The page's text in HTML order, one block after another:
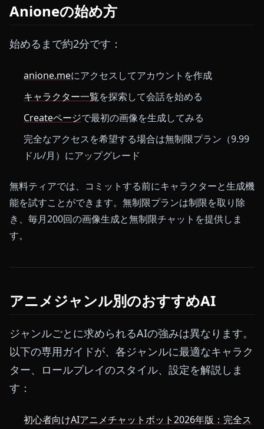
Anioneの始め方
始めるまで約2分です：
anione.meにアクセスしてアカウントを作成
キャラクター一覧を探索して会話を始める
Createページで最初の画像を生成してみる
完全なアクセスを希望する場合は無制限プラン（9.99
ドル/月）にアップグレード
無料ティアでは、コミットする前にキャラクターと生成機
能を試すことができます。無制限プランは制限を取り除
き、毎月200回の画像生成と無制限チャットを提供しま
す。
アニメジャンル別のおすすめAI
ジャンルごとに求められるAIの強みは異なります。
以下の専用ガイドが、各ジャンルに最適なキャラク
ター、ロールプレイのスタイル、設定を解説しま
す：
初心者向けAIアニメチャットボット2026年版：完全ス